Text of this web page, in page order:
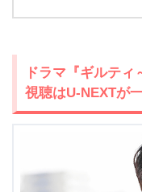
ドラマ『ギルテ
視聴はU-NEXTが